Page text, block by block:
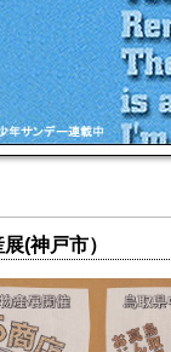
(神戸市）